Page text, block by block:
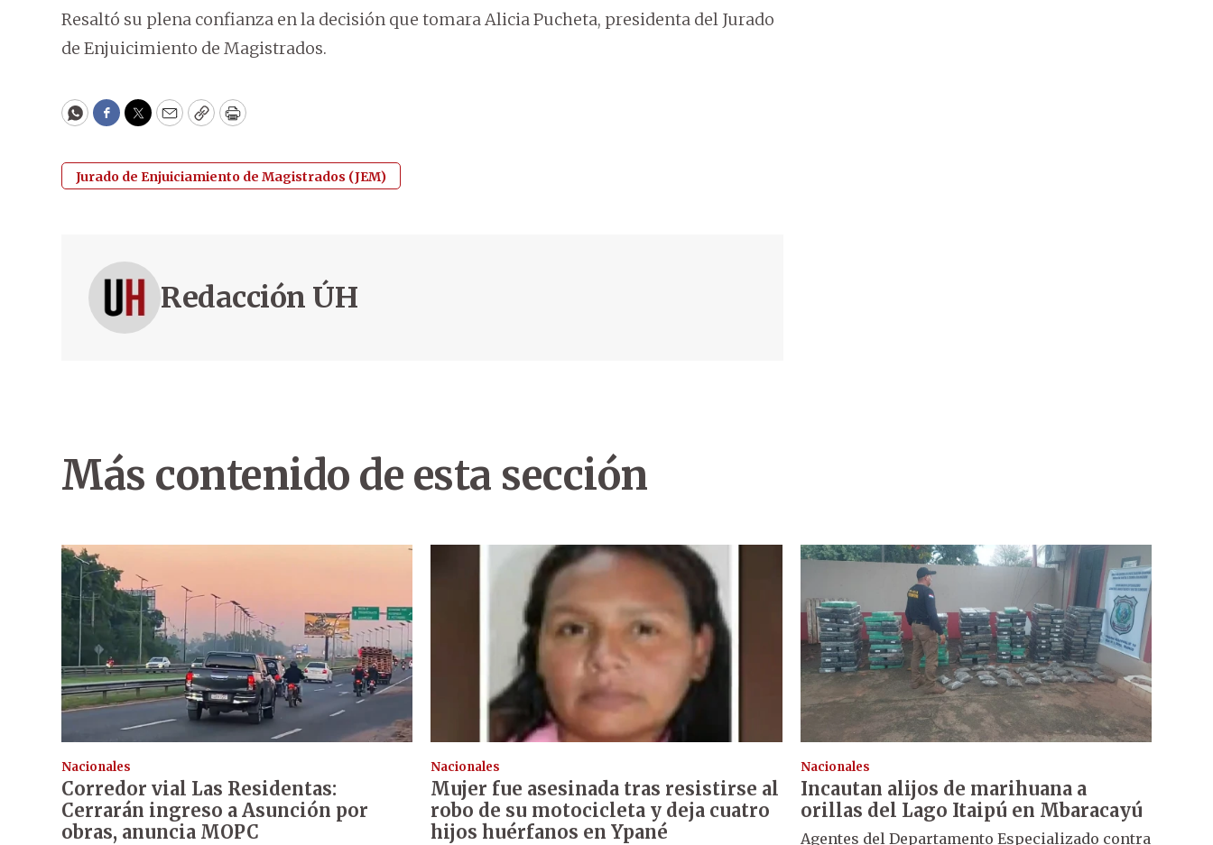
Resaltó su plena confianza en la decisión que tomara Alicia Pucheta, presidenta del Jurado
de Enjuicimiento de Magistrados.
WhatsApp
Facebook
Twitter
EmailCopyPrint
Jurado de Enjuiciamiento de Magistrados (JEM)
Redacción ÚH
Más contenido de esta sección
Nacionales
Corredor vial Las Residentas:
Cerrarán ingreso a Asunción por
obras, anuncia MOPC
Nacionales
Mujer fue asesinada tras resistirse al
robo de su motocicleta y deja cuatro
hijos huérfanos en Ypané
Nacionales
Incautan alijos de marihuana a
orillas del Lago Itaipú en Mbaracayú
Agentes del Departamento Especializado contra